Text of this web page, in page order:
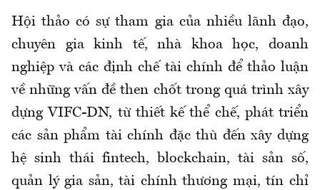
Hội thảo có sự tham gia của nhiều lãnh đạo,
chuyên gia kinh tế, nhà khoa học, doanh
nghiệp và các định chế tài chính để thảo luận
về những vấn đề then chốt trong quá trình xây
dựng VIFC-DN, từ thiết kế thể chế, phát triển
các sản phẩm tài chính đặc thù đến xây dựng
hệ sinh thái fintech, blockchain, tài sản số,
quản lý gia sản, tài chính thương mại, tín chỉ